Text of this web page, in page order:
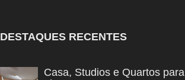
DESTAQUES RECENTES
Casa, Studios e Quartos para